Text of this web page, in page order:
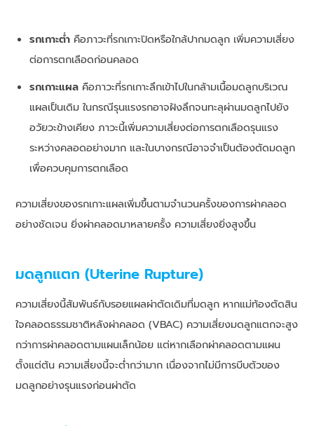
รกเกาะต่ำ คือภาวะที่รกเกาะปิดหรือใกล้ปากมดลูก เพิ่มความเสี่ยง
ต่อการตกเลือดก่อนคลอด
รกเกาะแผล คือภาวะที่รกเกาะลึกเข้าไปในกล้ามเนื้อมดลูกบริเวณ
แผลเป็นเดิม ในกรณีรุนแรงรกอาจฝังลึกจนทะลุผ่านมดลูกไปยัง
อวัยวะข้างเคียง ภาวะนี้เพิ่มความเสี่ยงต่อการตกเลือดรุนแรง
ระหว่างคลอดอย่างมาก และในบางกรณีอาจจำเป็นต้องตัดมดลูก
เพื่อควบคุมการตกเลือด
ความเสี่ยงของรกเกาะแผลเพิ่มขึ้นตามจำนวนครั้งของการผ่าคลอด
อย่างชัดเจน ยิ่งผ่าคลอดมาหลายครั้ง ความเสี่ยงยิ่งสูงขึ้น
มดลูกแตก (Uterine Rupture)
ความเสี่ยงนี้สัมพันธ์กับรอยแผลผ่าตัดเดิมที่มดลูก หากแม่ท้องตัดสิน
ใจคลอดธรรมชาติหลังผ่าคลอด (VBAC) ความเสี่ยงมดลูกแตกจะสูง
กว่าการผ่าคลอดตามแผนเล็กน้อย แต่หากเลือกผ่าคลอดตามแผน
ตั้งแต่ต้น ความเสี่ยงนี้จะต่ำกว่ามาก เนื่องจากไม่มีการบีบตัวของ
มดลูกอย่างรุนแรงก่อนผ่าตัด